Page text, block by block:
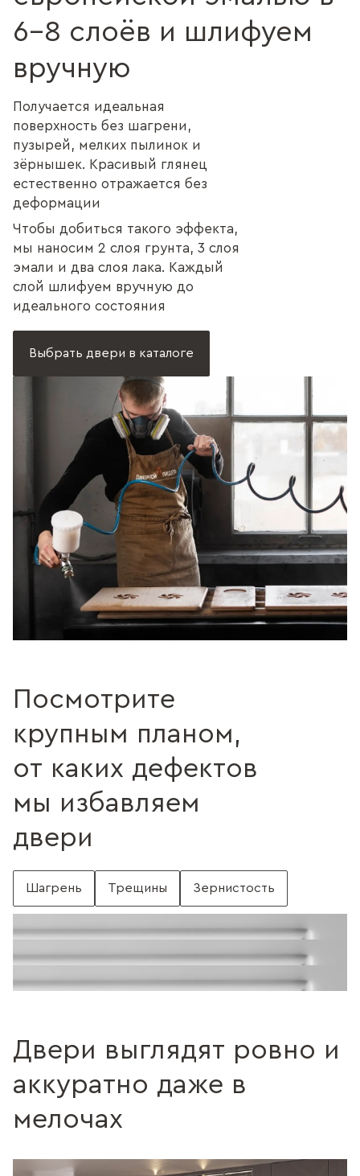
6–8 слоёв и шлифуем
вручную
Получается идеальная
поверхность без шагрени,
пузырей, мелких пылинок и
зёрнышек. Красивый глянец
естественно отражается без
деформации
Чтобы добиться такого эффекта,
мы наносим 2 слоя грунта, 3 слоя
эмали и два слоя лака. Каждый
слой шлифуем вручную до
идеального состояния
Выбрать двери в каталоге
Посмотрите
крупным планом,
от каких дефектов
мы избавляем
двери
Шагрень Трещины Зернистость
Поверхность без шагрени
Без трещин
Без зернистости
Двери выглядят ровно и
аккуратно даже в
мелочах